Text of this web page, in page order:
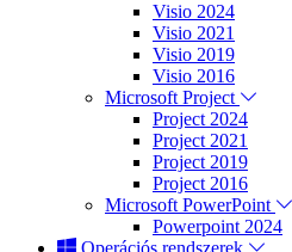
Visio 2024
Visio 2021
Visio 2019
Visio 2016
Microsoft Project
Project 2024
Project 2021
Project 2019
Project 2016
Microsoft PowerPoint
Powerpoint 2024